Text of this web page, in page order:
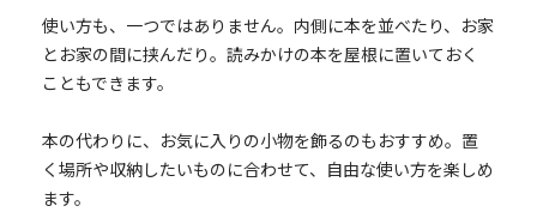
使い方も、一つではありません。内側に本を並べたり、お家
とお家の間に挟んだり。読みかけの本を屋根に置いておく
こともできます。
本の代わりに、お気に入りの小物を飾るのもおすすめ。置
く場所や収納したいものに合わせて、自由な使い方を楽しめ
ます。